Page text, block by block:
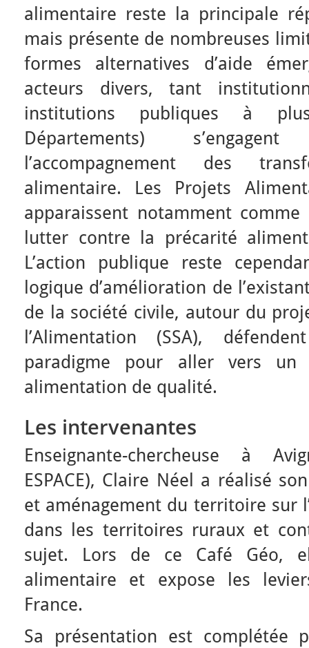
alimentaire reste la principale
mais présente de nombreuses
formes alternatives d’aide
acteurs divers, tant
institutions publiques à
Départements)
l’accompagnement des
alimentaire. Les Projets
apparaissent notamment
lutter contre la précarité
L’action publique reste
logique d’amélioration de
de la société civile, autour du
l’Alimentation (SSA),
paradigme pour aller vers
alimentation de qualité.
Les intervenantes
Enseignante-chercheuse à
ESPACE), Claire Néel a réalisé
et aménagement du territoire sur
dans les territoires ruraux et
sujet. Lors de ce Café Géo,
alimentaire et expose les
France.
Sa présentation est complétée